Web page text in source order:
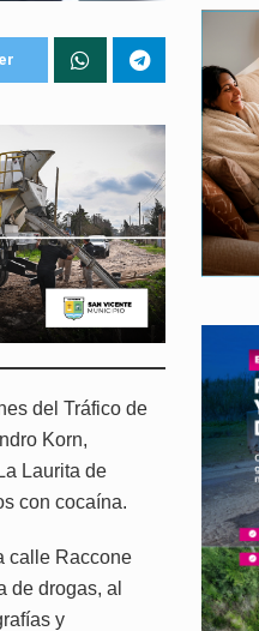
del Tráfico de
Korn,
Laurita de
con cocaína.
calle Raccone
de drogas, al
y